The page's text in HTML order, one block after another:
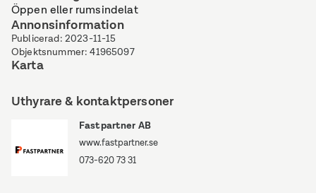
Öppen eller rumsindelat
Annonsinformation
Publicerad: 2023-11-15
Objektsnummer:41965097
Karta
Uthyrare & kontaktpersoner
Fastpartner AB
www.fastpartner.se
073-620 73 31